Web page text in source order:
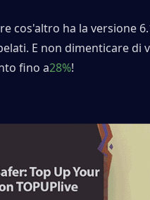
cos'altro ha la versione
E non dimenticare di
fino a28%!